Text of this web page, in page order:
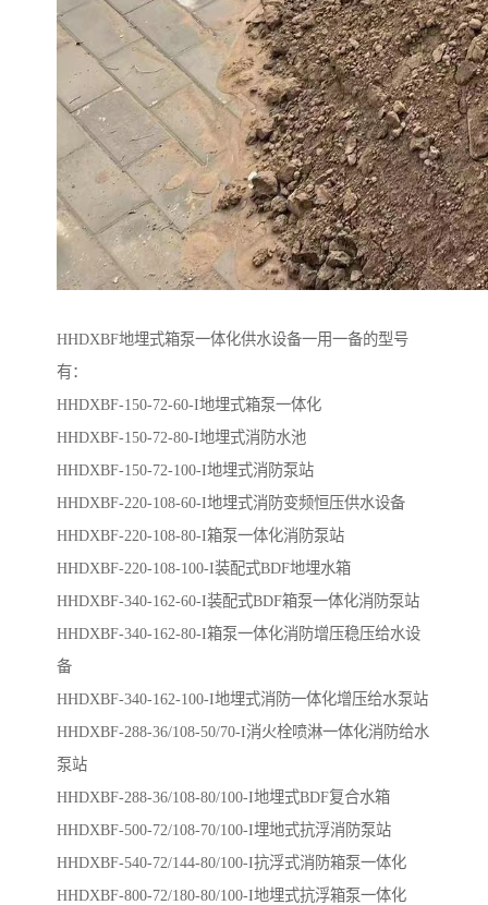
HHDXBF地埋式箱泵一体化供水设备一用一备的型号
有：
HHDXBF-150-72-60-I地埋式箱泵一体化
HHDXBF-150-72-80-I地埋式消防水池
HHDXBF-150-72-100-I地埋式消防泵站
HHDXBF-220-108-60-I地埋式消防变频恒压供水设备
HHDXBF-220-108-80-I箱泵一体化消防泵站
HHDXBF-220-108-100-I装配式BDF地埋水箱
HHDXBF-340-162-60-I装配式BDF箱泵一体化消防泵站
HHDXBF-340-162-80-I箱泵一体化消防增压稳压给水设
备
HHDXBF-340-162-100-I地埋式消防一体化增压给水泵站
HHDXBF-288-36/108-50/70-I消火栓喷淋一体化消防给水
泵站
HHDXBF-288-36/108-80/100-I​地埋式BDF复合水箱
HHDXBF-500-72/108-70/100-I​埋地式抗浮消防泵站
HHDXBF-540-72/144-80/100-I​抗浮式消防箱泵一体化
HHDXBF-800-72/180-80/100-I地埋式抗浮箱泵一体化